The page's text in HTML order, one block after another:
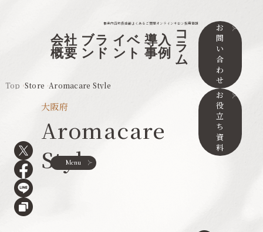
事業内容取扱店舗よくあるご質問オンラインサロン採用情報
会社
概要
ブラ
ンド
イベ
ント
導入
事例
コ
ラ
ム
お
問
い
合
わ
せ
お
役
立
ち
資
料
Menu
Top Store Aromacare Style
大阪府
Aromacare
Style